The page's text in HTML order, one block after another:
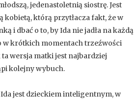
jedenastoletnią siostrę. Jest
kobietą, którą przytłacza fakt, że w
i dbać o to, by Ida nie jadła na każdą
w krótkich momentach trzeźwości
wersja matki jest najbardziej
kolejny wybuch.
jest dzieckiem inteligentnym, w